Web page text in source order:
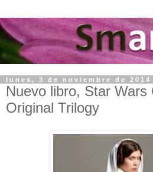
lunes, 3 de noviembre de 2014
Nuevo libro, Star
Original Trilogy